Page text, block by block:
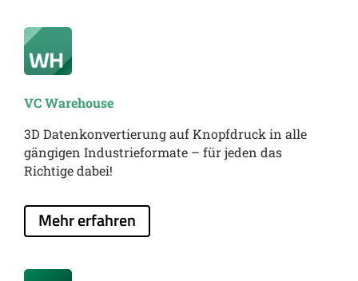
VC Warehouse
3D Datenkonvertierung auf Knopfdruck in alle
gängigen Industrieformate – für jeden das
Richtige dabei!
Mehr erfahren